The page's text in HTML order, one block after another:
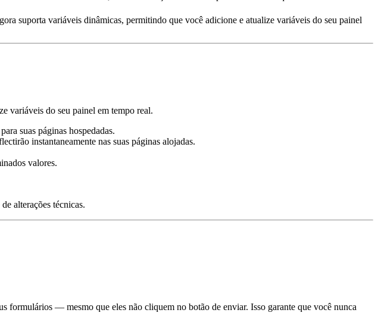
suporta variáveis dinâmicas, permitindo que você adicione e atualize variáveis do seu painel
variáveis do seu painel em tempo real.
suas páginas hospedadas.
instantaneamente nas suas páginas alojadas.
valores.
alterações técnicas.
formulários — mesmo que eles não cliquem no botão de enviar. Isso garante que você nunca